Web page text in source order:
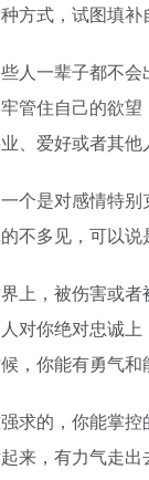
方式，试图填
一辈子都不会
管住自己的欲
、爱好或者其他
是对感情特别
不多见，可以说
，被伤害或者
对你绝对忠诚
，你能有勇气和
的，你能掌控
来，有力气走出